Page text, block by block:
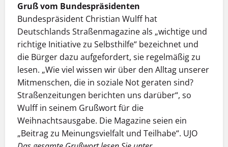
Gruß vom Bundespräsidenten
Bundespräsident Christian Wulff hat
Deutschlands Straßenmagazine als „wichtige und
richtige Initiative zu Selbst­hilfe“ bezeichnet und
die Bürger dazu aufgefordert, sie regelmäßig zu
lesen. „Wie viel wissen wir über den Alltag unserer
Mitmenschen, die in soziale Not geraten sind?
Straßenzeitungen berichten uns darüber“, so
Wulff in seinem Grußwort für die
Weihnachtsausgabe. Die Magazine seien ein
„Beitrag zu Meinungsvielfalt und Teilhabe“. UJO